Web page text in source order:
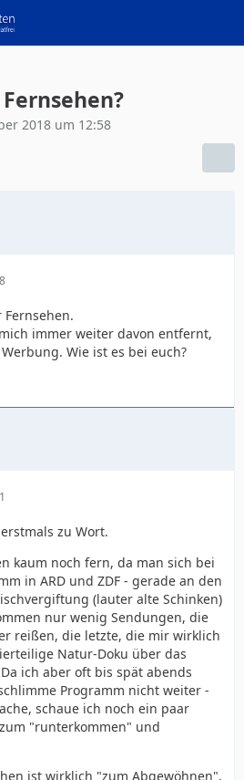
2018 um 12:58
immer weiter davon entfernt,
Wie ist es bei euch?
zu Wort.
kaum noch fern, da man sich bei
in ARD und ZDF - gerade an den
(lauter alte Schinken)
nur wenig Sendungen, die
reißen, die letzte, die mir wirklich
Natur-Doku über das
ich aber oft bis spät abends
Programm nicht weiter -
schaue ich noch ein paar
"runterkommen" und
ist wirklich "zum Abgewöhnen",